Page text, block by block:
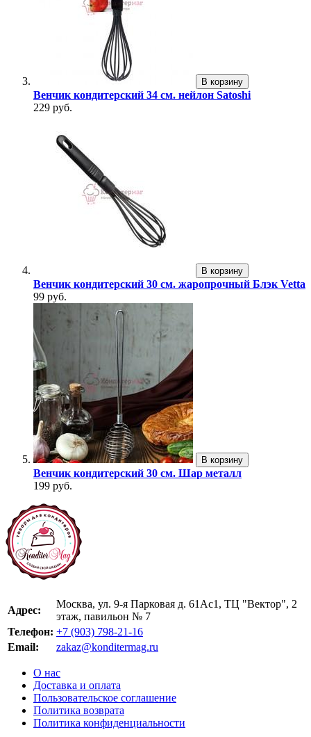
В корзину
Венчик кондитерский 34 см. нейлон Satoshi
229 руб.
В корзину
Венчик кондитерский 30 см. жаропрочный Блэк Vetta
99 руб.
В корзину
Венчик кондитерский 30 см. Шар металл
199 руб.
Адрес:
Москва, ул. 9-я Парковая д. 61Ас1, ТЦ "Вектор", 2
этаж, павильон № 7
Телефон: +7 (903) 798-21-16
Email:
zakaz@konditermag.ru
О нас
Доставка и оплата
Пользовательское соглашение
Политика возврата
Политика конфиденциальности